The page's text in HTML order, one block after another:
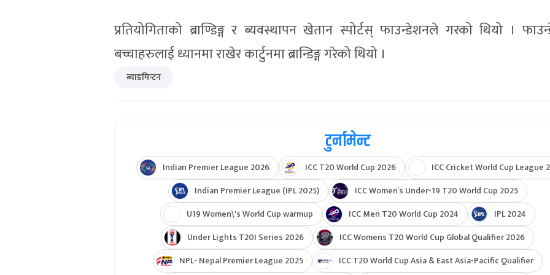
प्रतियोगिताको ब्राण्डिङ्ग र ब्यवस्थापन खेतान स्पोर्टस् फाउन्डेशनले गरको थियो ।
बच्चाहरुलाई ध्यानमा राखेर कार्टुनमा ब्रान्डिङ्ग गरेको थियो ।
ब्याडमिन्टन
टुर्नामेन्ट
Indian Premier League 2026 ICC T20 World Cup 2026
ICC Cricket World Cup League 2
Indian Premier League (IPL 2025)
ICC Women’s Under-19 T20 World Cup 2025
U19 Women\'s World Cup warmup
ICC Men T20 World Cup 2024
IPL 2024
Under Lights T20I Series 2026
ICC Womens T20 World Cup Global Qualifier 2026
NPL- Nepal Premier League 2025
ICC T20 World Cup Asia & East Asia-Pacific Qualifier